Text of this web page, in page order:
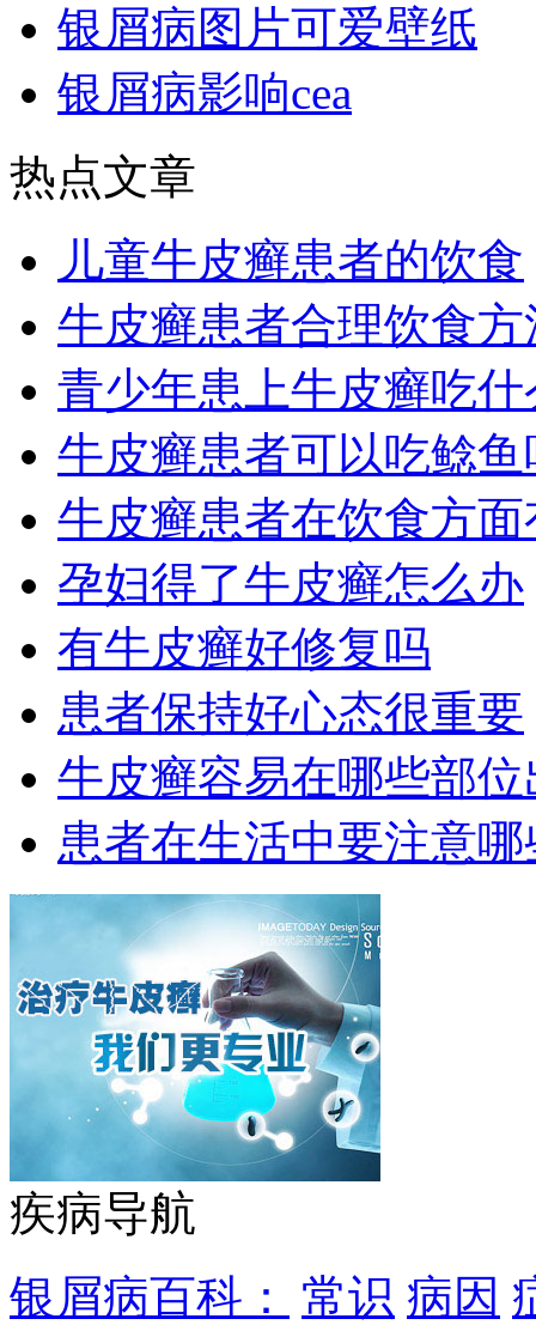
银屑病图片可爱壁纸
银屑病影响cea
热点文章
儿童牛皮癣患者的饮食
牛皮癣患者合理饮食
青少年患上牛皮癣吃什
牛皮癣患者可以吃鲶鱼
牛皮癣患者在饮食方
孕妇得了牛皮癣怎么办
有牛皮癣好修复吗
患者保持好心态很重要
牛皮癣容易在哪些部位
患者在生活中要注意
疾病导航
银屑病百科：
常识 病因